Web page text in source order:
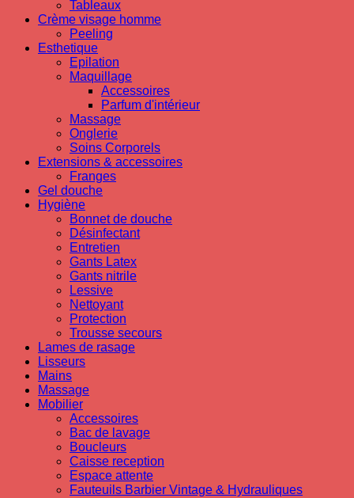
Tableaux
Crème visage homme
Peeling
Esthetique
Epilation
Maquillage
Accessoires
Parfum d'intérieur
Massage
Onglerie
Soins Corporels
Extensions & accessoires
Franges
Gel douche
Hygiène
Bonnet de douche
Désinfectant
Entretien
Gants Latex
Gants nitrile
Lessive
Nettoyant
Protection
Trousse secours
Lames de rasage
Lisseurs
Mains
Massage
Mobilier
Accessoires
Bac de lavage
Boucleurs
Caisse reception
Espace attente
Fauteuils Barbier Vintage & Hydrauliques